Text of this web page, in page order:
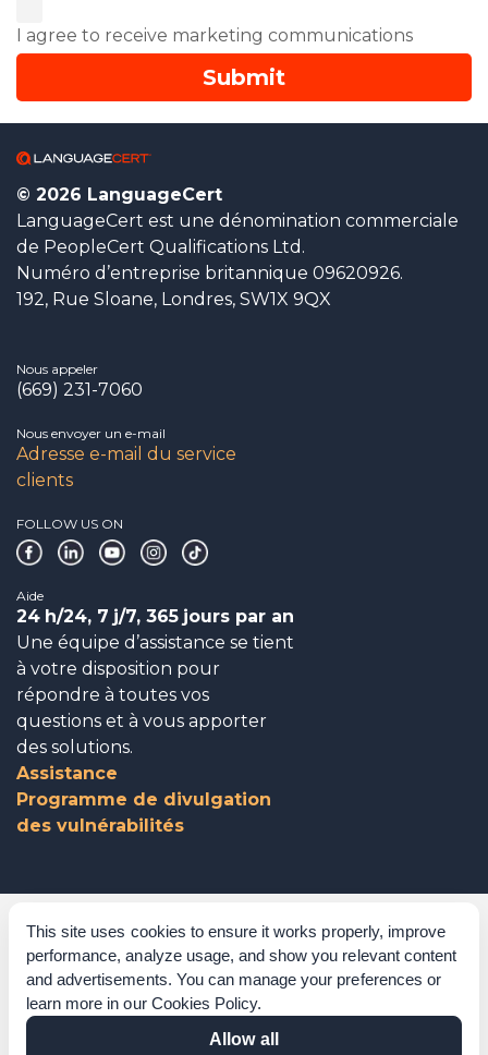
This site uses cookies to ensure it works properly, improve
performance, analyze usage, and show you relevant content
and advertisements. You can manage your preferences or
learn more in our Cookies Policy.
Allow all
I agree to receive marketing communications
© 2026 LanguageCert
LanguageCert est une dénomination commerciale
de PeopleCert Qualifications Ltd.
Numéro d’entreprise britannique 09620926.
192, Rue Sloane, Londres, SW1X 9QX
Nous appeler
(669) 231-7060
Nous envoyer un e-mail
Adresse e-mail du service
clients
FOLLOW US ON
Aide
24 h/24, 7 j/7, 365 jours par an
Une équipe d’assistance se tient
à votre disposition pour
répondre à toutes vos
questions et à vous apporter
des solutions.
Assistance
Programme de divulgation
des vulnérabilités
Gouvernance d’entreprise
Reconnaissances
Politiques et procédures
Déclaration sur l’esclavage moderne